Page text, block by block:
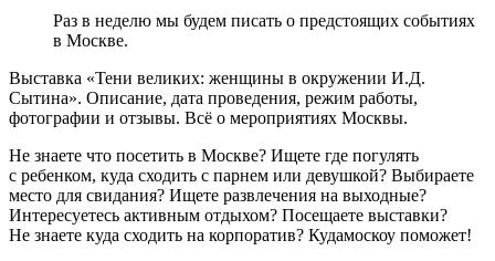
Раз в неделю мы будем писать о предстоящих событиях
в Москве.
Выставка «Тени великих: женщины в окружении И.Д.
Сытина». Описание, дата проведения, режим работы,
фотографии и отзывы. Всё о мероприятиях Москвы.
Не знаете что посетить в Москве? Ищете где погулять
с ребенком, куда сходить с парнем или девушкой? Выбираете
место для свидания? Ищете развлечения на выходные?
Интересуетесь активным отдыхом? Посещаете выставки?
Не знаете куда сходить на корпоратив? Кудамоскоу поможет!